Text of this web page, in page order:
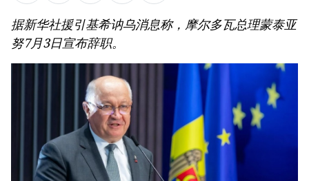
据新华社援引基希讷乌消息称，摩尔多瓦总理蒙泰亚
努7月3日宣布辞职。